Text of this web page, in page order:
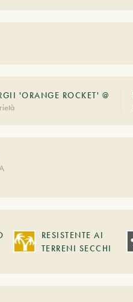
'ORANGE ROCKET' @
RESISTENTE AI
TERRENI SECCHI